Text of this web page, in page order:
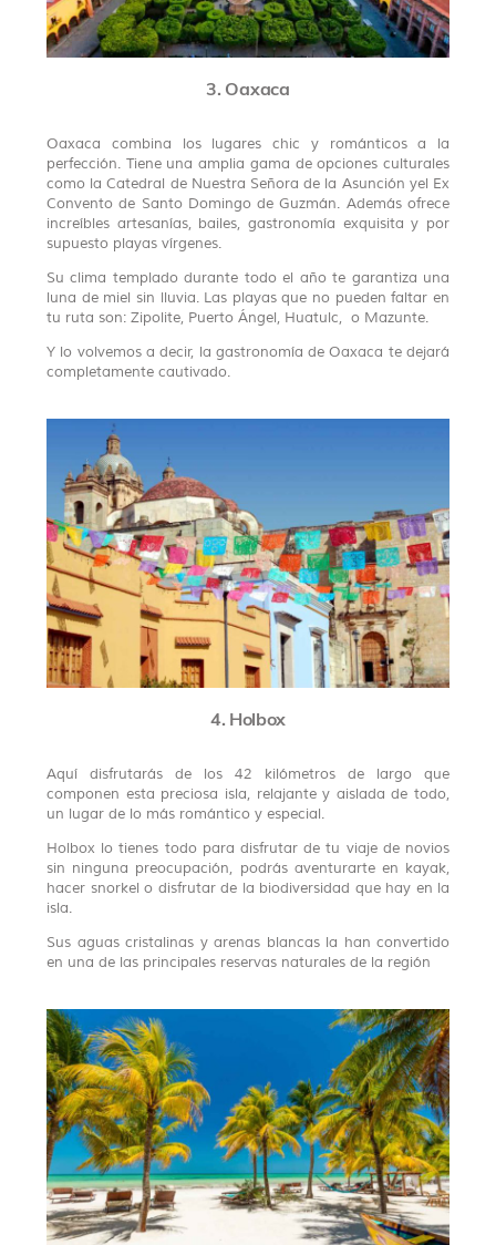
3. Oaxaca
Oaxaca combina los lugares chic y románticos a la
perfección. Tiene una amplia gama de opciones culturales
como la Catedral de Nuestra Señora de la Asunción yel Ex
Convento de Santo Domingo de Guzmán. Además ofrece
increíbles artesanías, bailes, gastronomía exquisita y por
supuesto playas vírgenes.
Su clima templado durante todo el año te garantiza una
luna de miel sin lluvia. Las playas que no pueden faltar en
tu ruta son: Zipolite, Puerto Ángel, Huatulc, o Mazunte.
Y lo volvemos a decir, la gastronomía de Oaxaca te dejará
completamente cautivado.
4. Holbox
Aquí disfrutarás de los 42 kilómetros de largo que
componen esta preciosa isla, relajante y aislada de todo,
un lugar de lo más romántico y especial.
Holbox lo tienes todo para disfrutar de tu viaje de novios
sin ninguna preocupación, podrás aventurarte en kayak,
hacer snorkel o disfrutar de la biodiversidad que hay en la
isla.
Sus aguas cristalinas y arenas blancas la han convertido
en una de las principales reservas naturales de la región